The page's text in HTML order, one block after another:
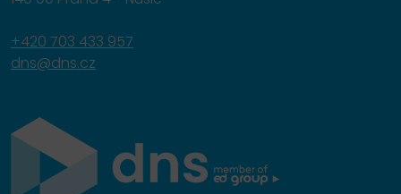
+420 703 433 957
dns@dns.cz